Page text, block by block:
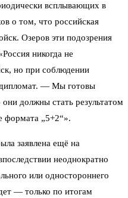
всплывающих в
о том, что российская
Озеров эти подозрения
никогда не
но при соблюдении
— Мы готовы
должны стать результатом
формата „5+2“».
заявлена ещё на
неоднократно
или одностороннего
— только по итогам